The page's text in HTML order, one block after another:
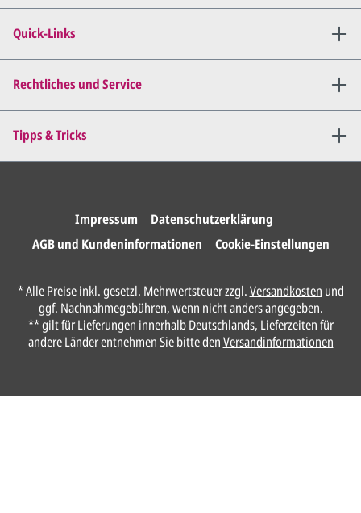
Vorname*
Wir senden Ihnen den
Dies wiederholen wir so lange,
bis
Rechtliches und Service
Tipps & Tricks
Quick-Links
Impressum
Datenschutzerklärung
AGB und Kundeninformationen
Cookie-Einstellungen
* Alle Preise inkl. gesetzl. Mehrwertsteuer zzgl.Versandkosten und
ggf. Nachnahmegebühren, wenn nicht anders angegeben.
** gilt für Lieferungen innerhalb Deutschlands, Lieferzeiten für
andere Länder entnehmen Sie bitte denVersandinformationen